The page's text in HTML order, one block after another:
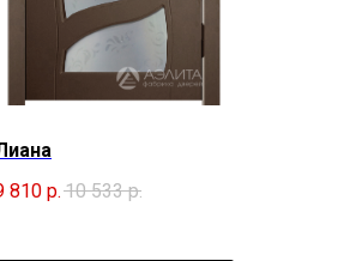
810 р. 10 533 р.